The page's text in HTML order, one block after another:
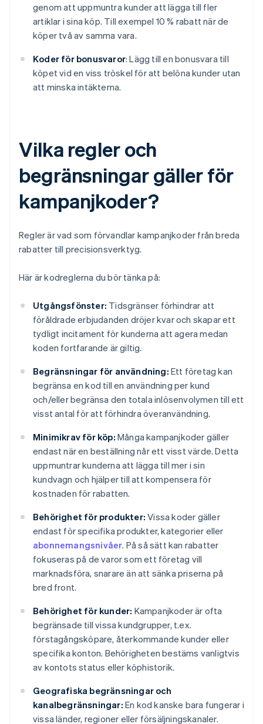
genom att uppmuntra kunder att lägga till fler
artiklar i sina köp. Till exempel 10 % rabatt när de
köper två av samma vara.
Koder för bonusvaror: Lägg till en bonusvara till
köpet vid en viss tröskel för att belöna kunder utan
att minska intäkterna.
Vilka regler och
begränsningar gäller för
kampanjkoder?
Regler är vad som förvandlar kampanjkoder från breda
rabatter till precisionsverktyg.
Här är kodreglerna du bör tänka på:
Utgångsfönster: Tidsgränser förhindrar att
föråldrade erbjudanden dröjer kvar och skapar ett
tydligt incitament för kunderna att agera medan
koden fortfarande är giltig.
Begränsningar för användning: Ett företag kan
begränsa en kod till en användning per kund
och/eller begränsa den totala inlösenvolymen till ett
visst antal för att förhindra överanvändning.
Minimikrav för köp: Många kampanjkoder gäller
endast när en beställning når ett visst värde. Detta
uppmuntrar kunderna att lägga till mer i sin
kundvagn och hjälper till att kompensera för
kostnaden för rabatten.
Behörighet för produkter: Vissa koder gäller
endast för specifika produkter, kategorier eller
abonnemangsnivåer. På så sätt kan rabatter
fokuseras på de varor som ett företag vill
marknadsföra, snarare än att sänka priserna på
bred front.
Behörighet för kunder: Kampanjkoder är ofta
begränsade till vissa kundgrupper, t.ex.
förstagångsköpare, återkommande kunder eller
specifika konton. Behörigheten bestäms vanligtvis
av kontots status eller köphistorik.
Geografiska begränsningar och
kanalbegränsningar: En kod kanske bara fungerar i
vissa länder, regioner eller försäljningskanaler.